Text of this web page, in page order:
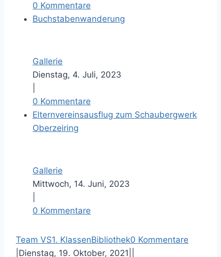
0 Kommentare
Buchstabenwanderung
Gallerie
Dienstag, 4. Juli, 2023
0 Kommentare
Elternvereinsausflug zum Schaubergwerk
Oberzeiring
Gallerie
Mittwoch, 14. Juni, 2023
0 Kommentare
Team VS1. KlassenBibliothek0 Kommentare
Dienstag, 19. Oktober, 2021